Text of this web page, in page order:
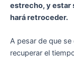
estrecho, y estar
hará retroceder.
A pesar de que
recuperar el